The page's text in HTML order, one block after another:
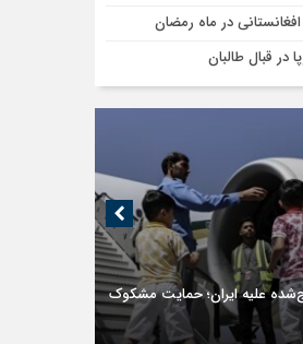
در قبال طالبان
علیه ایران؛ حمایت مشکوک